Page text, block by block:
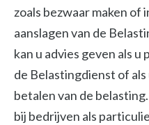
zoals bezwaar maken of
aanslagen van de
kan u advies geven als
de Belastingdienst of
betalen van de
bij bedrijven als